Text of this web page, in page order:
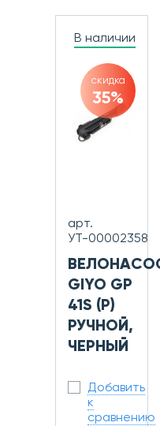
В наличии
скидка
35%
арт.
УТ-00002358
GIYO GP
41S (P)
РУЧНОЙ,
ЧЕРНЫЙ
Добавить
к
сравнению